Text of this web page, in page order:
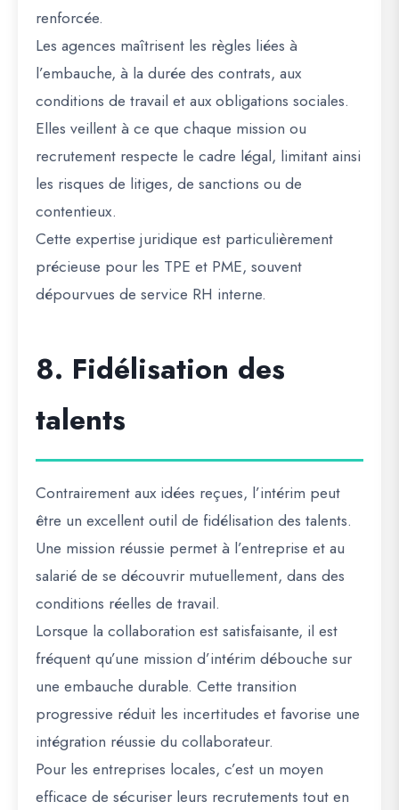
renforcée.
Les agences maîtrisent les règles liées à
l’embauche, à la durée des contrats, aux
conditions de travail et aux obligations sociales.
Elles veillent à ce que chaque mission ou
recrutement respecte le cadre légal, limitant ainsi
les risques de litiges, de sanctions ou de
contentieux.
Cette expertise juridique est particulièrement
précieuse pour les TPE et PME, souvent
dépourvues de service RH interne.
8. Fidélisation des
talents
Contrairement aux idées reçues, l’intérim peut
être un excellent outil de fidélisation des talents.
Une mission réussie permet à l’entreprise et au
salarié de se découvrir mutuellement, dans des
conditions réelles de travail.
Lorsque la collaboration est satisfaisante, il est
fréquent qu’une mission d’intérim débouche sur
une embauche durable. Cette transition
progressive réduit les incertitudes et favorise une
intégration réussie du collaborateur.
Pour les entreprises locales, c’est un moyen
efficace de sécuriser leurs recrutements tout en